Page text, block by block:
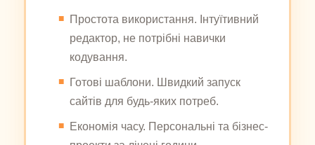
Простота використання. Інтуїтивний
редактор, не потрібні навички
кодування.
Готові шаблони. Швидкий запуск
сайтів для будь-яких потреб.
Економія часу. Персональні та бізнес-